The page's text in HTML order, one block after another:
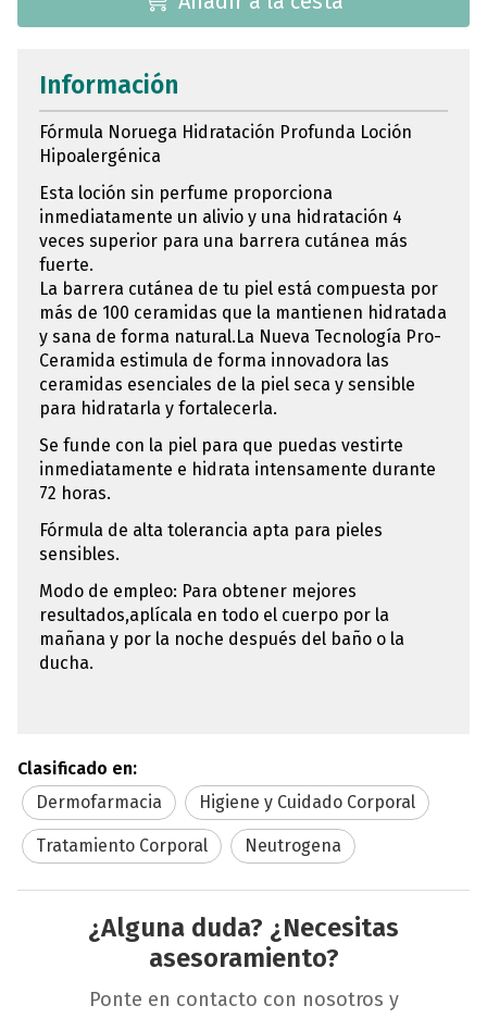
Información
Fórmula Noruega Hidratación Profunda Loción
Hipoalergénica
Esta loción sin perfume proporciona
inmediatamente un alivio y una hidratación 4
veces superior para una barrera cutánea más
fuerte.
La barrera cutánea de tu piel está compuesta por
más de 100 ceramidas que la mantienen hidratada
y sana de forma natural.La Nueva Tecnología Pro-
Ceramida estimula de forma innovadora las
ceramidas esenciales de la piel seca y sensible
para hidratarla y fortalecerla.
Se funde con la piel para que puedas vestirte
inmediatamente e hidrata intensamente durante
72 horas.
Fórmula de alta tolerancia apta para pieles
sensibles.
Modo de empleo: Para obtener mejores
resultados,aplícala en todo el cuerpo por la
mañana y por la noche después del baño o la
ducha.
Clasificado en:
Dermofarmacia
Higiene y Cuidado Corporal
Tratamiento Corporal Neutrogena
¿Alguna duda? ¿Necesitas
asesoramiento?
Ponte en contacto con nosotros y